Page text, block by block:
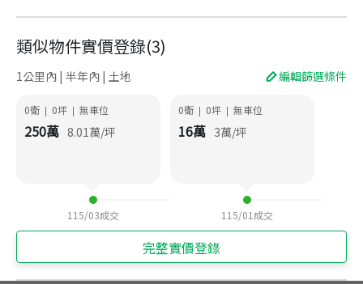
類似物件實價登錄(3)
1公里內 | 半年內 | 土地 編輯篩選條件
0衛 | 0坪 | 無車位
250萬 8.01萬/坪
115/03成交
0衛 | 0坪 | 無車位
16萬 3萬/坪
115/01 成交
完整實價登錄